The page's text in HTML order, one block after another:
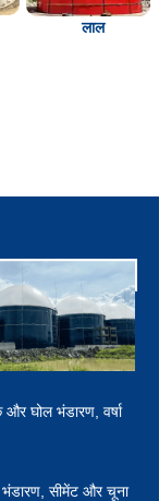
लाल
और घोल भंडारण, वर्षा
सीमेंट और चूना